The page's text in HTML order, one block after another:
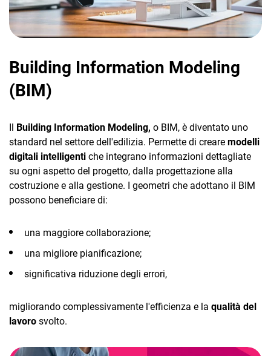
Building Information Modeling
(BIM)
Building Information Modeling, o BIM, è diventato uno
standard nel settore dell'edilizia. Permette di creare modelli
digitali intelligenti che integrano informazioni dettagliate
su ogni aspetto del progetto, dalla progettazione alla
costruzione e alla gestione. I geometri che adottano il BIM
possono beneficiare di:
una maggiore collaborazione;
una migliore pianificazione;
significativa riduzione degli errori,
migliorando complessivamente l'efficienza e la qualità del
lavoro svolto.